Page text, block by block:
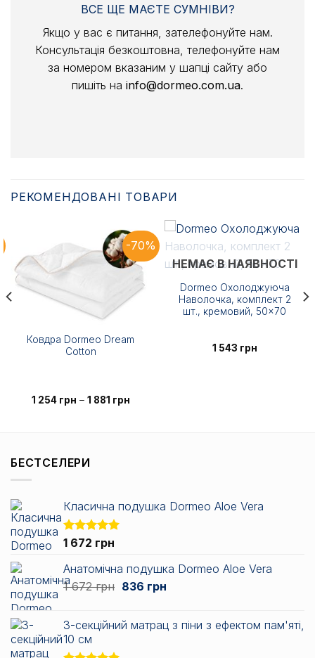
ВСЕ ЩЕ МАЄТЕ СУМНІВИ?
Якщо у вас є питання, зателефонуйте нам.
Консультація безкоштовна, телефонуйте нам
за номером вказаним у шапці сайту або
пишіть на info@dormeo.com.ua.
РЕКОМЕНДОВАНІ ТОВАРИ
-70%
Ковдра Dormeo Dream
Cotton
1 254 грн – 1 881 грнДіапазон
НЕМАЄ В НАЯВНОСТІ
Dormeo Охолоджуюча
Наволочка, комплект 2
шт., кремовий, 50×70
1 543 грн
БЕСТСЕЛЕРИ
Класична подушка Dormeo Aloe Vera
Оцінено в
з 5
1 672 грн
Анатомічна подушка Dormeo Aloe Vera
1 672грн Оригінальна
672 грн.
836 грнПоточна
3-секційний матрац з піни з ефектом пам'яті,
10 см